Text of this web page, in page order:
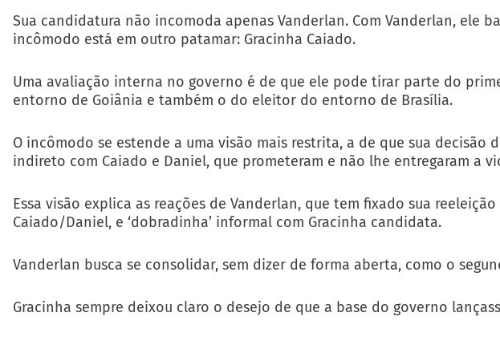
Sua candidatura não incomoda apenas Vanderlan. Com Vanderlan, ele
incômodo está em outro patamar: Gracinha Caiado.
Uma avaliação interna no governo é de que ele pode tirar parte do
entorno de Goiânia e também o do eleitor do entorno de Brasília.
O incômodo se estende a uma visão mais restrita, a de que sua
indireto com Caiado e Daniel, que prometeram e não lhe entregaram a
Essa visão explica as reações de Vanderlan, que tem fixado sua
Caiado/Daniel, e ‘dobradinha’ informal com Gracinha candidata.
Vanderlan busca se consolidar, sem dizer de forma aberta, como o
Gracinha sempre deixou claro o desejo de que a base do governo